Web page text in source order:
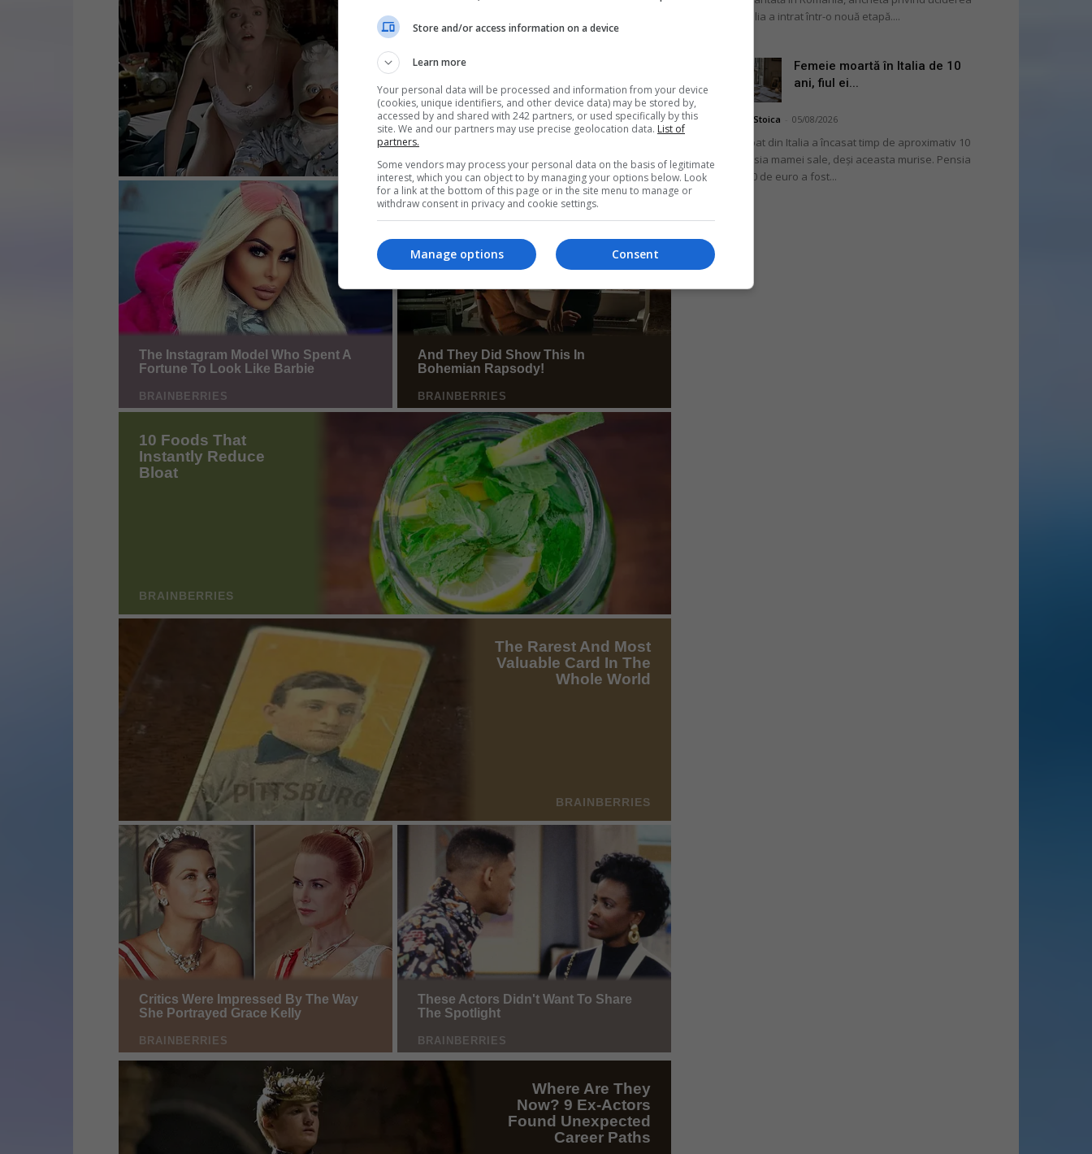
sa în Italia a intrat într-o nouă etapă....
Femeie moartă în Italia de 10
ani, fiul ei...
Daniela Stoica 05/08/2026
Un bărbat din Italia a încasat timp de aproximativ 10
ani pensia mamei sale, deși aceasta murise. Pensia
de 2.000 de euro a fost...
Store and/or access information on a device
Learn more
Your personal data will be processed and information from your device
(cookies, unique identifiers, and other device data) may be stored by,
accessed by and shared with 242 partners, or used specifically by this
site. We and our partners may use precise geolocation data. List of
partners.
Some vendors may process your personal data on the basis of legitimate
interest, which you can object to by managing your options below. Look
for a link at the bottom of this page or in the site menu to manage or
withdraw consent in privacy and cookie settings.
Consent
Manage options